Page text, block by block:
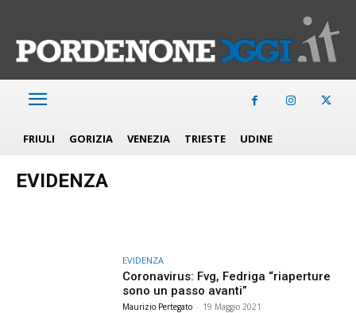
FRIULI GORIZIA VENEZIA TRIESTE UDINE
EVIDENZA
EVIDENZA
Coronavirus: Fvg, Fedriga “riaperture
sono un passo avanti”
Maurizio Pertegato - 19 Maggio 2021